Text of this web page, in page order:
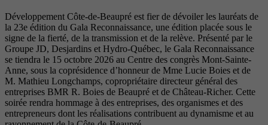
Développement Côte-de-Beaupré est fier de dévoiler les lauréats de
la 23e édition du Gala Reconnaissance, une édition placée sous le
signe de la fierté, de la transmission et de la relève. Présenté par le
Groupe JD, Desjardins et Hydro-Québec, le Gala Reconnaissance
se tiendra le 15 octobre 2026 au Centre des congrès Mont-Sainte-
Anne, sous la coprésidence d’honneur de Mme Lucie Boies et de
M. Mathieu Longchamps, copropriétaire directeur général des
entreprises BMR R. Boies de Beaupré et de Château-Richer. Cette
soirée rendra hommage à des entreprises, des organismes et des
entrepreneurs dont les réalisations contribuent au dynamisme et au